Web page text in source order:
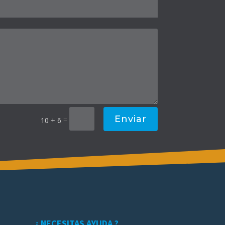
10 + 6 = Enviar